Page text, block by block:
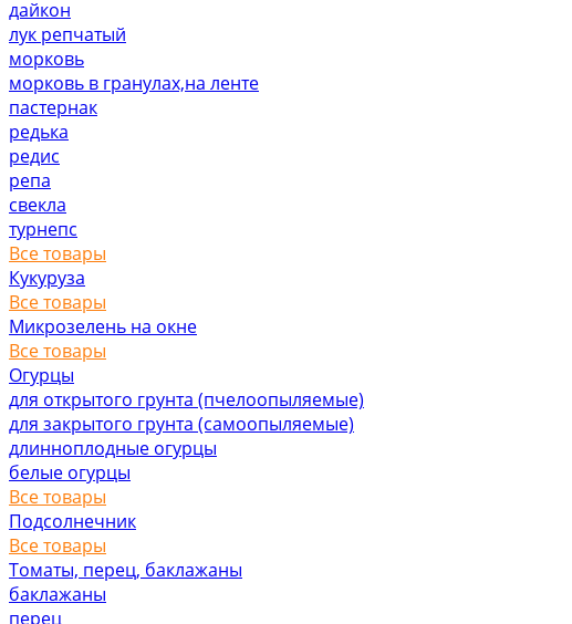
дайкон
лук репчатый
морковь
морковь в гранулах,на ленте
пастернак
редька
редис
репа
свекла
турнепс
Все товары
Кукуруза
Все товары
Микрозелень на окне
Все товары
Огурцы
для открытого грунта (пчелоопыляемые)
для закрытого грунта (самоопыляемые)
длинноплодные огурцы
белые огурцы
Все товары
Подсолнечник
Все товары
Томаты, перец, баклажаны
баклажаны
перец